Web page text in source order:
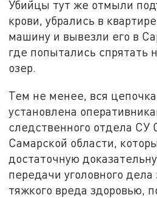
Убийцы тут же отмыли
крови, убрались в
машину и вывезли его в
где попытались спрятать
озер.
Тем не менее, вся
установлена
следственного отдела СУ
Самарской области,
достаточную
передачи уголовного
тяжкого вреда здоровью,